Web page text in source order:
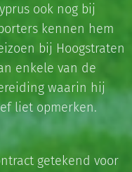
ook nog bij
kennen hem
bij Hoogstraten
enkele van de
waarin hij
liet opmerken.
getekend voor